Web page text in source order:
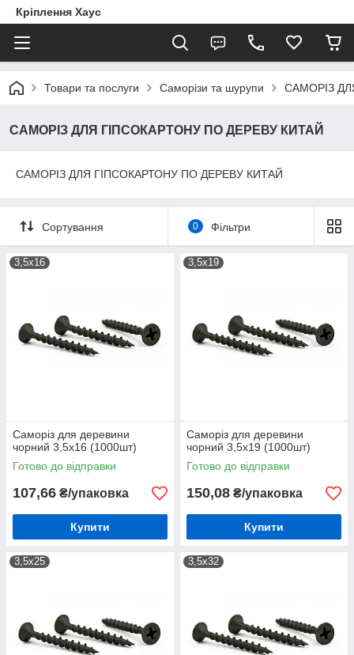
Кріплення Хаус
Товари та послуги Саморізи та шурупи САМОРІЗ
САМОРІЗ ДЛЯ ГІПСОКАРТОНУ ПО ДЕРЕВУ КИТАЙ
САМОРІЗ ДЛЯ ГІПСОКАРТОНУ ПО ДЕРЕВУ КИТАЙ
Сортування 0 Фільтри
3,5х16
Саморіз для деревини
чорний 3,5х16 (1000шт)
Готово до відправки
107,66 ₴/упаковка
Купити
3,5х19
Саморіз для деревини
чорний 3,5х19 (1000шт)
Готово до відправки
150,08 ₴/упаковка
Купити
3,5х25 3,5х32